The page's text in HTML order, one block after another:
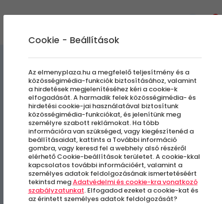
Vaják
Budapest - IX. kerület
Cookie - Beállítások
Az elmenyplaza.hu a megfelelő teljesítmény és a
közösségimédia-funkciók biztosításához, valamint
a hirdetések megjelenítéséhez kéri a cookie-k
elfogadását. A harmadik felek közösségimédia- és
hirdetési cookie-jai használatával biztosítunk
közösségimédia-funkciókat, és jelenítünk meg
személyre szabott reklámokat. Ha több
információra van szükséged, vagy kiegészítenéd a
beállításaidat, kattints a További információ
gombra, vagy keresd fel a webhely alsó részéről
elérhető Cookie-beállítások területet. A cookie-kkal
kapcsolatos további információért, valamint a
személyes adatok feldolgozásának ismertetéséért
tekintsd megAdatvédelmi és cookie-kra vonatkozó
szabályzatunkat. Elfogadod ezeket a cookie-kat és
az érintett személyes adatok feldolgozását?